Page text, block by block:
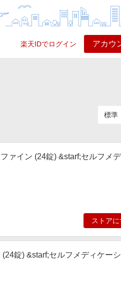
楽天IDでログイン アカウ
ァイン (24錠) &starf;セルフメ
ストア
錠) &starf;セルフメディケー